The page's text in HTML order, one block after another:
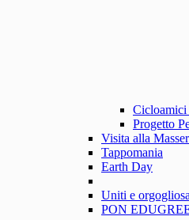
Progetto
Visita alla
Tappomania
Earth Day
Uniti e
PON